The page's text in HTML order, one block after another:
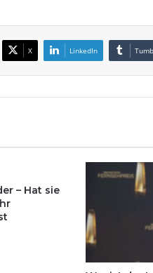
X LinkedIn
– Hat sie